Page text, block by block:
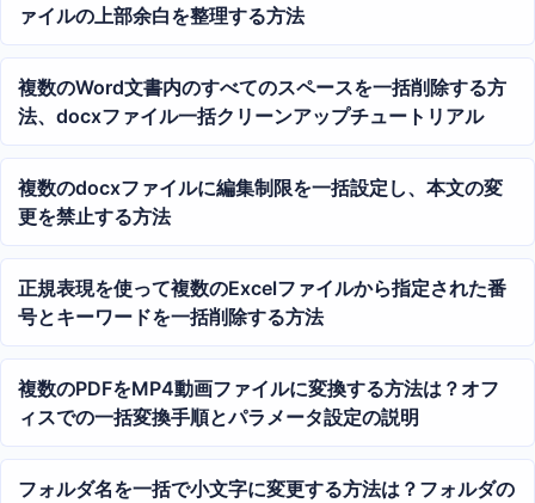
ァイルの上部余白を整理する方法
複数のWord文書内のすべてのスペースを一括削除する方
法、docxファイル一括クリーンアップチュートリアル
複数のdocxファイルに編集制限を一括設定し、本文の変
更を禁止する方法
正規表現を使って複数のExcelファイルから指定された番
号とキーワードを一括削除する方法
複数のPDFをMP4動画ファイルに変換する方法は？オフ
ィスでの一括変換手順とパラメータ設定の説明
フォルダ名を一括で小文字に変更する方法は？フォルダの